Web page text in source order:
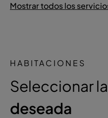
Mostrar todos los
HABITACIONES
Seleccionar la
deseada